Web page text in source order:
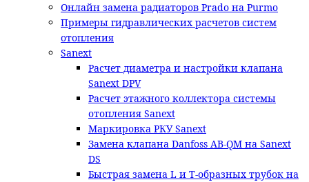
Онлайн замена радиаторов Prado на Purmo
Примеры гидравлических расчетов систем
отопления
Sanext
Расчет диаметра и настройки клапана
Sanext DPV
Расчет этажного коллектора системы
отопления Sanext
Маркировка РКУ Sanext
Замена клапана Danfoss AB-QM на Sanext
DS
Быстрая замена L и T-образных трубок на